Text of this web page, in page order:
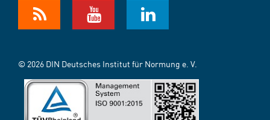
© 2026 DIN Deutsches Institut für Normung e. V.